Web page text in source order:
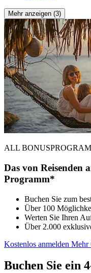
Mehr anzeigen (3)
ALL
Das von Reisenden
Programm*
Buchen Sie zum
Über 100
Werten Sie Ihren
Über 2.000
Kostenlos anmelden Mehr
Buchen Sie ein